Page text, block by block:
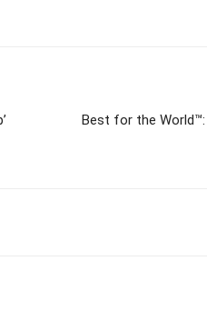
Best for the